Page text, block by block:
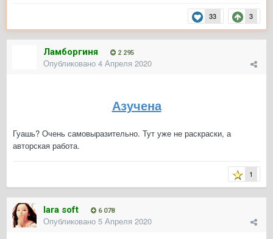
33 3
Ламборгиня 2 295
Опубликовано 4 Апреля 2020
Азучена
Гуашь? Очень самовыразительно. Тут уже не раскраски, а
авторская работа.
1
lara soft 6 078
Опубликовано 5 Апреля 2020